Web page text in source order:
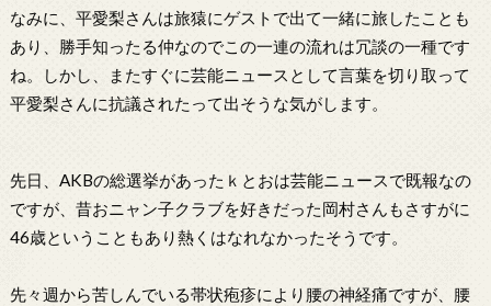
なみに、平愛梨さんは旅猿にゲストで出て一緒に旅したことも
あり、勝手知ったる仲なのでこの一連の流れは冗談の一種です
ね。しかし、またすぐに芸能ニュースとして言葉を切り取って
平愛梨さんに抗議されたって出そうな気がします。
先日、AKBの総選挙があったｋとおは芸能ニュースで既報なの
ですが、昔おニャン子クラブを好きだった岡村さんもさすがに
46歳ということもあり熱くはなれなかったそうです。
先々週から苦しんでいる帯状疱疹により腰の神経痛ですが、腰